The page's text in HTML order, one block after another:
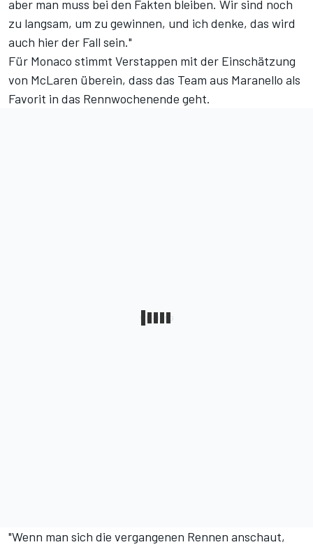
aber man muss bei den Fakten bleiben. Wir sind noch
zu langsam, um zu gewinnen, und ich denke, das wird
auch hier der Fall sein."
Für Monaco stimmt Verstappen mit der Einschätzung
von McLaren überein, dass das Team aus Maranello als
Favorit in das Rennwochenende geht.
"Wenn man sich die vergangenen Rennen anschaut,